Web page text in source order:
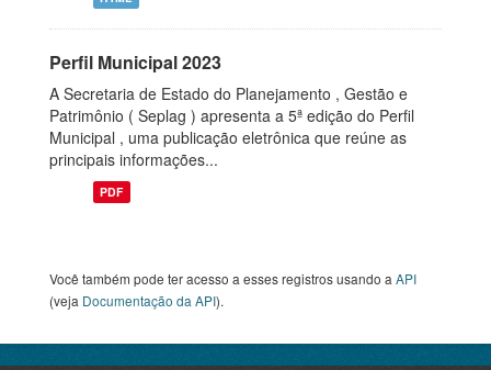
Perfil Municipal 2023
A Secretaria de Estado do Planejamento , Gestão e
Patrimônio ( Seplag ) apresenta a 5ª edição do Perfil
Municipal , uma publicação eletrônica que reúne as
principais informações...
PDF
Você também pode ter acesso a esses registros usando a API
(veja Documentação da API).